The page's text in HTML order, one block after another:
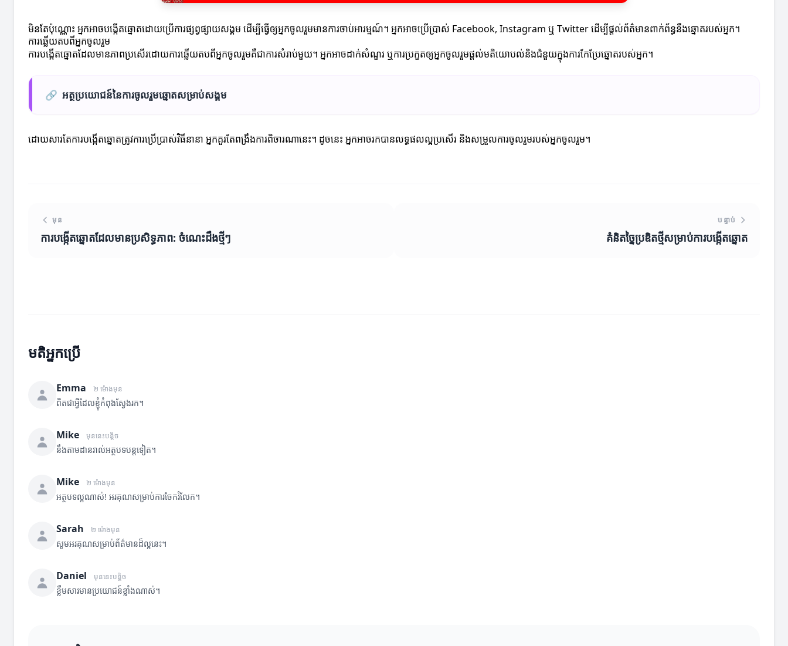
មិនតែប៉ុណ្ណោះ អ្នកអាចបង្កើតឆ្នោតដោយប្រើការផ្សព្វផ្សាយសង្គម ដើម្បីធ្វើឲ្យអ្នកចូលរួមមានការចាប់អារម្មណ៍។ អ្នកអាចប្រើប្រាស់ Facebook, Instagram ឬ Twitter ដើម្បីផ្តល់ព័ត៌មានពាក់ព័ន្ធនឹងឆ្នោតរបស់អ្នក។
ការឆ្លើយតបពីអ្នកចូលរួម
ការបង្កើតឆ្នោតដែលមានភាពប្រសើរដោយការឆ្លើយតបពីអ្នកចូលរួមគឺជាការសំរាប់មួយ។ អ្នកអាចដាក់សំណួរ ឬការប្រកួតឲ្យអ្នកចូលរួមផ្តល់មតិយោបល់និងជំនួយក្នុងការកែប្រែឆ្នោតរបស់អ្នក។
🔗 អត្ថប្រយោជន៍នៃការចូលរួមឆ្នោតសម្រាប់សង្គម
ដោយសារតែការបង្កើតឆ្នោតត្រូវការប្រើប្រាស់វិធីនានា អ្នកគួរតែពង្រឹងការពិចារណានេះ។ ដូចនេះ អ្នកអាចរកបានលទ្ធផលល្អប្រសើរ និងសម្រួលការចូលរួមរបស់អ្នកចូលរួម។
មុន
ការបង្កើតឆ្នោតដែលមានប្រសិទ្ធភាព: ចំណេះដឹងថ្មីៗ
បន្ទាប់
គំនិតច្នៃប្រឌិតថ្មីសម្រាប់ការបង្កើតឆ្នោត
មតិអ្នកប្រើ
Emma ២ ម៉ោងមុន
ពិតជាអ្វីដែលខ្ញុំកំពុងស្វែងរក។
Mike មុននេះបន្តិច
នឹងតាមដានរាល់អត្ថបទបន្តទៀត។
Mike ២ ម៉ោងមុន
អត្ថបទល្អណាស់! អរគុណសម្រាប់ការចែករំលែក។
Sarah ២ ម៉ោងមុន
សូមអរគុណសម្រាប់ព័ត៌មានដ៏ល្អនេះ។
Daniel មុននេះបន្តិច
ខ្លឹមសារមានប្រយោជន៍ខ្លាំងណាស់។